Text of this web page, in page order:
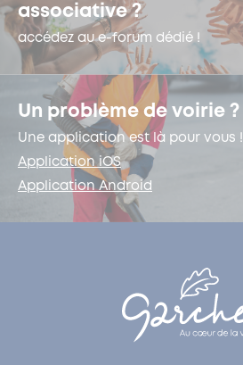
associative ?
accédez au e-forum dédié !
Un problème de voirie ?
Une application est là pour vous !
Application iOS
Application Android